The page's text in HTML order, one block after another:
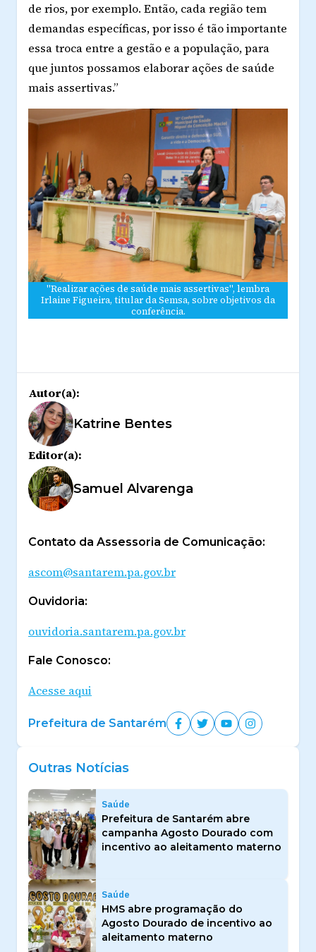
de rios, por exemplo. Então, cada região tem
demandas específicas, por isso é tão importante
essa troca entre a gestão e a população, para
que juntos possamos elaborar ações de saúde
mais assertivas.”
"Realizar ações de saúde mais assertivas", lembra
Irlaine Figueira, titular da Semsa, sobre objetivos da
conferência.
Autor(a):
Katrine Bentes
Editor(a):
Samuel Alvarenga
Contato da Assessoria de Comunicação:
ascom@santarem.pa.gov.br
Ouvidoria:
ouvidoria.santarem.pa.gov.br
Fale Conosco:
Acesse aqui
Prefeitura de Santarém
Outras Notícias
Saúde
Prefeitura de Santarém abre
campanha Agosto Dourado com
incentivo ao aleitamento materno
Saúde
HMS abre programação do
Agosto Dourado de incentivo ao
aleitamento materno